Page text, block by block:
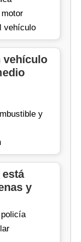
vehículo
vehículo
y
y